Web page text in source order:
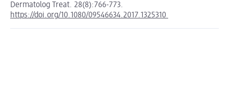
Dermatolog Treat. 28(8):766-773.
https://doi.org/10.1080/09546634.2017.1325310